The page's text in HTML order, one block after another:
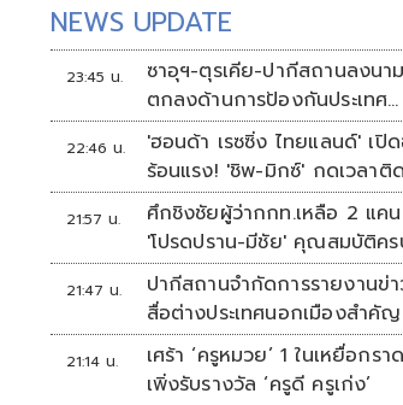
NEWS UPDATE
23:45 น.
ซาอุฯ-ตุรเคีย-ปากีสถานลงนา
ตกลงด้านการป้องกันประเทศ
ท่ามกลางสงครามในภูมิภาค
22:46 น.
'ฮอนด้า เรซซิ่ง ไทยแลนด์' เปิ
ร้อนแรง! 'ชิพ-มิกซ์' กดเวลาติ
แถว ARRC สนาม 4 ที่มัลดาลิ
21:57 น.
ศึกชิงชัยผู้ว่ากกท.เหลือ 2 แค
'โปรดปราน-มีชัย' คุณสมบัติค
21:47 น.
ปากีสถานจำกัดการรายงานข่
สื่อต่างประเทศนอกเมืองสำคัญ
21:14 น.
เศร้า ‘ครูหมวย’ 1 ในเหยื่อกรา
เพิ่งรับรางวัล ‘ครูดี ครูเก่ง’